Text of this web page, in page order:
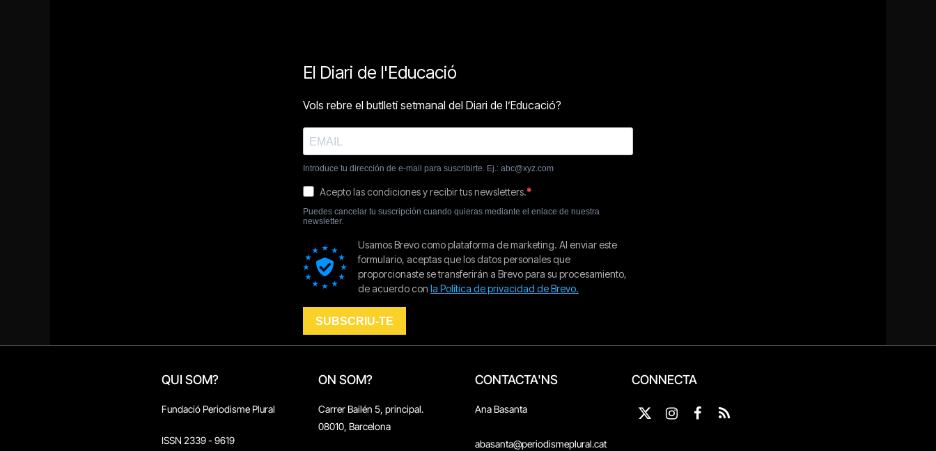
QUI SOM?
Fundació Periodisme Plural
ISSN 2339 - 9619
ON SOM?
Carrer Bailén 5, principal.
08010, Barcelona
CONTACTA'NS
Ana Basanta
abasanta@periodismeplural.cat
CONNECTA
X
Instagram
Facebook
RSS